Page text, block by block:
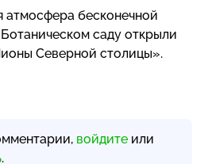
атмосфера бесконечной
саду открыли
Северной столицы».
войдите или
.